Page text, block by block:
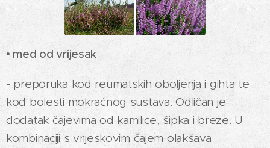
• med od vrijesak
- preporuka kod reumatskih oboljenja i gihta te
kod bolesti mokraćnog sustava. Odličan je
dodatak čajevima od kamilice, šipka i breze. U
kombinaciji s vrijeskovim čajem olakšava